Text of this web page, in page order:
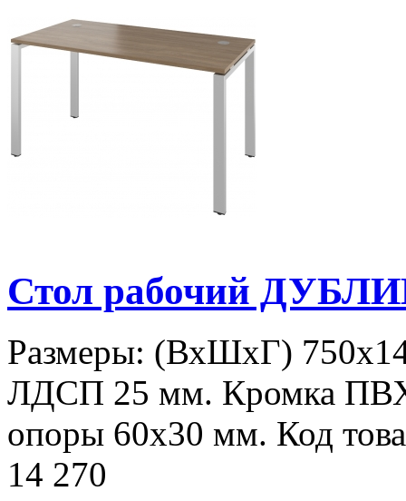
Стол рабочий
Размеры: (ВхШхГ)
ЛДСП 25 мм. Кромка
опоры 60х30 мм. Код
14 270